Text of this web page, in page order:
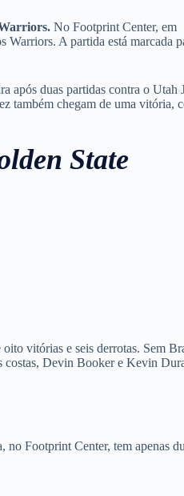
No Footprint Center, em
A partida está marcada
após duas partidas contra o Utah
também chegam de uma vitória,
State
vitórias e seis derrotas. Sem
costas, Devin Booker e Kevin
no Footprint Center, tem apenas